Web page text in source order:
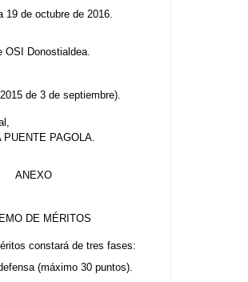
19 de octubre de 2016.
OSI Donostialdea.
de 3 de septiembre).
PAGOLA.
ANEXO
DE MÉRITOS
constará de tres fases:
(máximo 30 puntos).